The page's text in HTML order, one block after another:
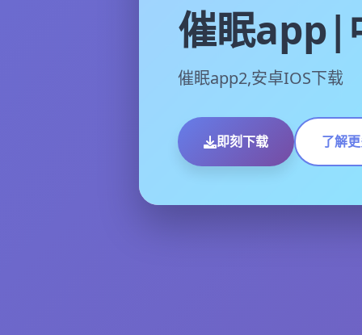
催眠app|
催眠app2,安卓IOS下载
即刻下载 了解